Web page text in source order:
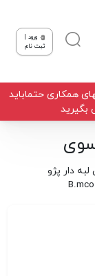
ورود |
ثبت نام
همکاری حتماباید
بگیرید
دار پژو